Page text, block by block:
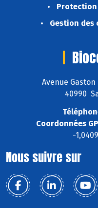
Protection
Gestion des
Avenue
40990
Coordonnées
-
Nous suivre sur